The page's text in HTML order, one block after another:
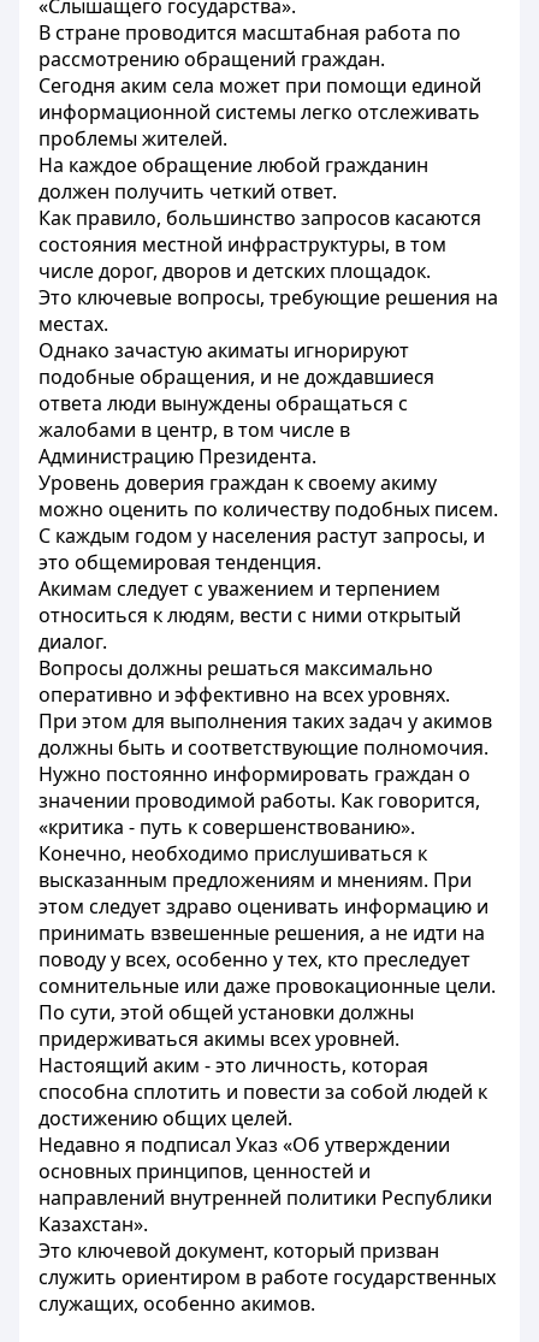
«Слышащего государства».
В стране проводится масштабная работа по
рассмотрению обращений граждан.
Сегодня аким села может при помощи единой
информационной системы легко отслеживать
проблемы жителей.
На каждое обращение любой гражданин
должен получить четкий ответ.
Как правило, большинство запросов касаются
состояния местной инфраструктуры, в том
числе дорог, дворов и детских площадок.
Это ключевые вопросы, требующие решения на
местах.
Однако зачастую акиматы игнорируют
подобные обращения, и не дождавшиеся
ответа люди вынуждены обращаться с
жалобами в центр, в том числе в
Администрацию Президента.
Уровень доверия граждан к своему акиму
можно оценить по количеству подобных писем.
С каждым годом у населения растут запросы, и
это общемировая тенденция.
Акимам следует с уважением и терпением
относиться к людям, вести с ними открытый
диалог.
Вопросы должны решаться максимально
оперативно и эффективно на всех уровнях.
При этом для выполнения таких задач у акимов
должны быть и соответствующие полномочия.
Нужно постоянно информировать граждан о
значении проводимой работы. Как говорится,
«критика - путь к совершенствованию».
Конечно, необходимо прислушиваться к
высказанным предложениям и мнениям. При
этом следует здраво оценивать информацию и
принимать взвешенные решения, а не идти на
поводу у всех, особенно у тех, кто преследует
сомнительные или даже провокационные цели.
По сути, этой общей установки должны
придерживаться акимы всех уровней.
Настоящий аким - это личность, которая
способна сплотить и повести за собой людей к
достижению общих целей.
Недавно я подписал Указ «Об утверждении
основных принципов, ценностей и
направлений внутренней политики Республики
Казахстан».
Это ключевой документ, который призван
служить ориентиром в работе государственных
служащих, особенно акимов.